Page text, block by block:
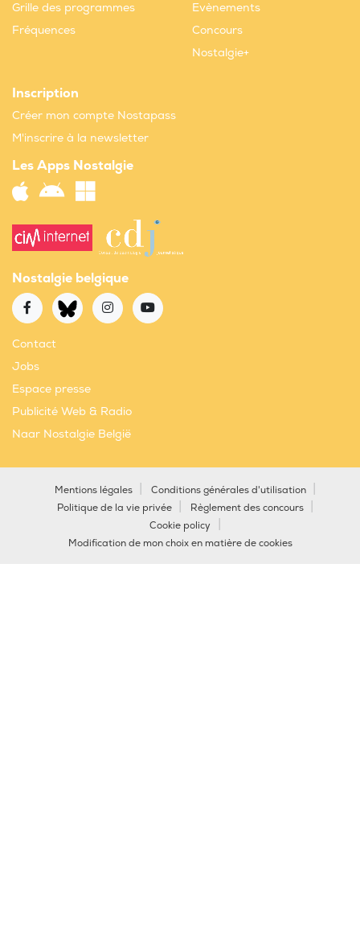
Grille des programmes
Fréquences
Evènements
Concours
Nostalgie+
Inscription
Créer mon compte Nostapass
M'inscrire à la newsletter
Les Apps Nostalgie
Nostalgie belgique
Contact
Jobs
Espace presse
Publicité Web & Radio
Naar Nostalgie België
Mentions légales
Conditions générales d'utilisation
Politique de la vie privée
Règlement des concours
Cookie policy
Modification de mon choix en matière de cookies